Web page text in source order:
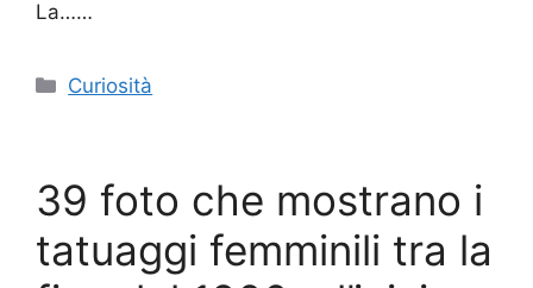
La……
Categorie
Curiosità
39 foto che mostrano i
tatuaggi femminili tra la